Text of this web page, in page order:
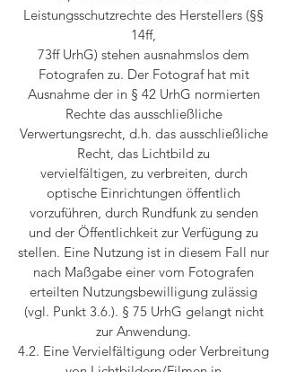
Leistungsschutzrechte des Herstellers (§§
14ff,
73ff UrhG) stehen ausnahmslos dem
Fotografen zu. Der Fotograf hat mit
Ausnahme der in § 42 UrhG normierten
Rechte das ausschließliche
Verwertungsrecht, d.h. das ausschließliche
Recht, das Lichtbild zu
vervielfältigen, zu verbreiten, durch
optische Einrichtungen öffentlich
vorzuführen, durch Rundfunk zu senden
und der Öffentlichkeit zur Verfügung zu
stellen. Eine Nutzung ist in diesem Fall nur
nach Maßgabe einer vom Fotografen
erteilten Nutzungsbewilligung zulässig
(vgl. Punkt 3.6.). § 75 UrhG gelangt nicht
zur Anwendung.
4.2. Eine Vervielfältigung oder Verbreitung